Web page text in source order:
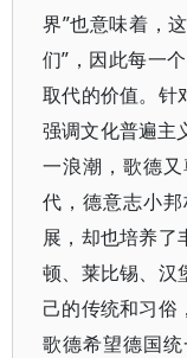
界”也意味着，
们”，因此每一
取代的价值。针
强调文化普遍主
一浪潮，歌德
代，德意志小
展，却也培养了
顿、莱比锡、汉
己的传统和习俗
歌德希望德国统